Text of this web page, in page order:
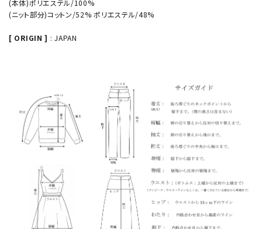
(本体)ポリエステル/100%
(ニット部分)コットン/52% ポリエステル/48%
[ ORIGIN ] : JAPAN